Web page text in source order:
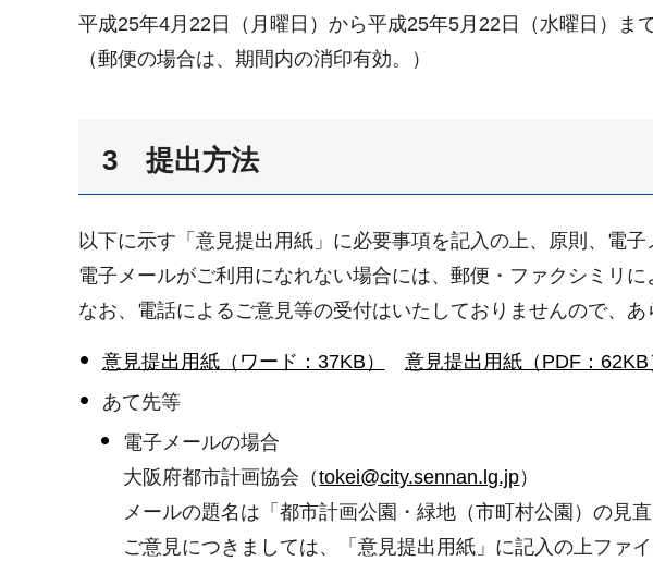
平成25年4月22日（月曜日）から平成25年5月22日（水曜日）ま
（郵便の場合は、期間内の消印有効。）
3 提出方法
以下に示す「意見提出用紙」に必要事項を記入の上、原則、電子
電子メールがご利用になれない場合には、郵便・ファクシミリに
なお、電話によるご意見等の受付はいたしておりませんので、あ
意見提出用紙（ワード：37KB）
意見提出用紙（PDF：62KB
あて先等
電子メールの場合
大阪府都市計画協会（tokei@city.sennan.lg.jp）
メールの題名は「都市計画公園・緑地（市町村公園）の見
ご意見につきましては、「意見提出用紙」に記入の上ファ